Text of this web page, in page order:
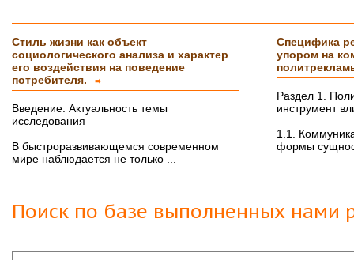
Стиль жизни как объект
социологического анализа и характер
его воздействия на поведение
потребителя.
➨
Введение. Актуальность темы
исследования
В быстроразвивающемся современном
мире наблюдается не только ...
Специфика
упором на
Раздел 1.
инструмент
1.1.
формы
Поиск по базе выполненных нами